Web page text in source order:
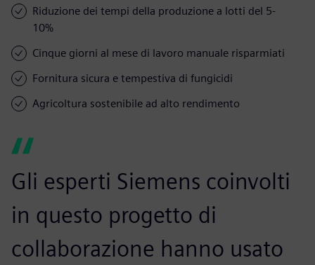
Riduzione dei tempi della produzione a lotti del 5-
10%
Cinque giorni al mese di lavoro manuale risparmiati
Fornitura sicura e tempestiva di fungicidi
Agricoltura sostenibile ad alto rendimento
Gli esperti Siemens coinvolti
in questo progetto di
collaborazione hanno usato